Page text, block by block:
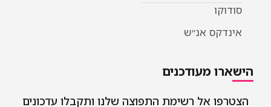
סודוקו
אינדקס אנ״ש
הישארו מעודכנים
הצטרפו אל רשימת התפוצה שלנו ותקבלו עדכונים